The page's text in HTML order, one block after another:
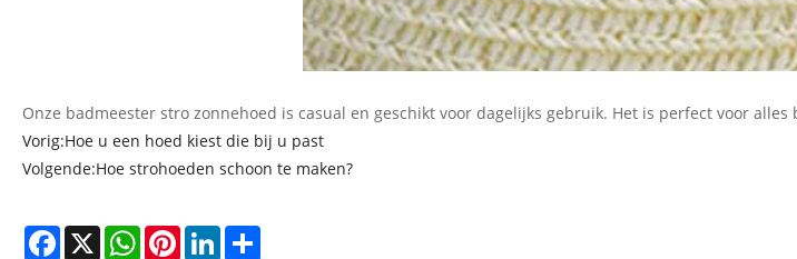
Onze badmeester stro zonnehoed is casual en geschikt voor dagelijks gebruik. Het is perfect voor
Vorig:Hoe u een hoed kiest die bij u past
Volgende:Hoe strohoeden schoon te maken?
Facebook
X WhatsAppPinterestLinkedIn